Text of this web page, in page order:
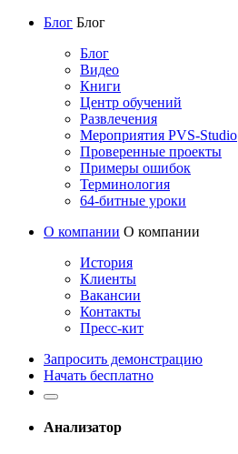
Блог Блог
Блог
Видео
Книги
Центр обучений
Развлечения
Мероприятия PVS-Studio
Проверенные проекты
Примеры ошибок
Терминология
64-битные уроки
О компании О компании
История
Клиенты
Вакансии
Контакты
Пресс-кит
Запросить демонстрацию
Начать бесплатно
Анализатор